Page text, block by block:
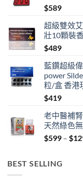
$589
超級雙效
壯10顆裝
$489
藍鑽超級
power
粒/盒 香港
$419
老中醫補
天然綠色
$599 – $
BEST SELLING